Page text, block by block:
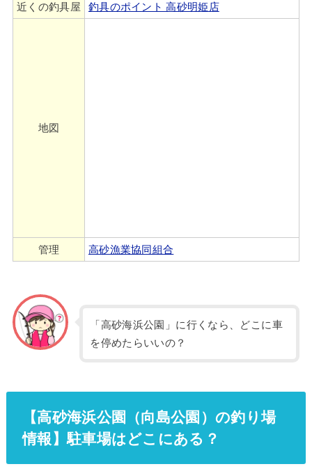
近くの釣具屋
釣具のポイント 高砂明姫店
地図
管理 高砂漁業協同組合
「高砂海浜公園」に行くなら、どこに車
を停めたらいいの？
【高砂海浜公園（向島公園）の釣り場
情報】駐車場はどこにある？